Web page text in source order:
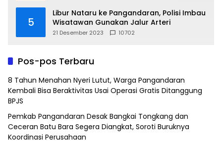
5
Libur Nataru ke Pangandaran, Polisi Imbau
Wisatawan Gunakan Jalur Arteri
21 Desember 2023 10702
Pos-pos Terbaru
8 Tahun Menahan Nyeri Lutut, Warga Pangandaran
Kembali Bisa Beraktivitas Usai Operasi Gratis Ditanggung
BPJS
Pemkab Pangandaran Desak Bangkai Tongkang dan
Ceceran Batu Bara Segera Diangkat, Soroti Buruknya
Koordinasi Perusahaan